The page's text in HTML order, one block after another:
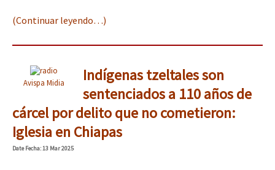
(Continuar leyendo…)
Avispa Midia
Indígenas tzeltales son
sentenciados a 110 años de
cárcel por delito que no cometieron:
Iglesia en Chiapas
DateFecha: 13 Mar 2025